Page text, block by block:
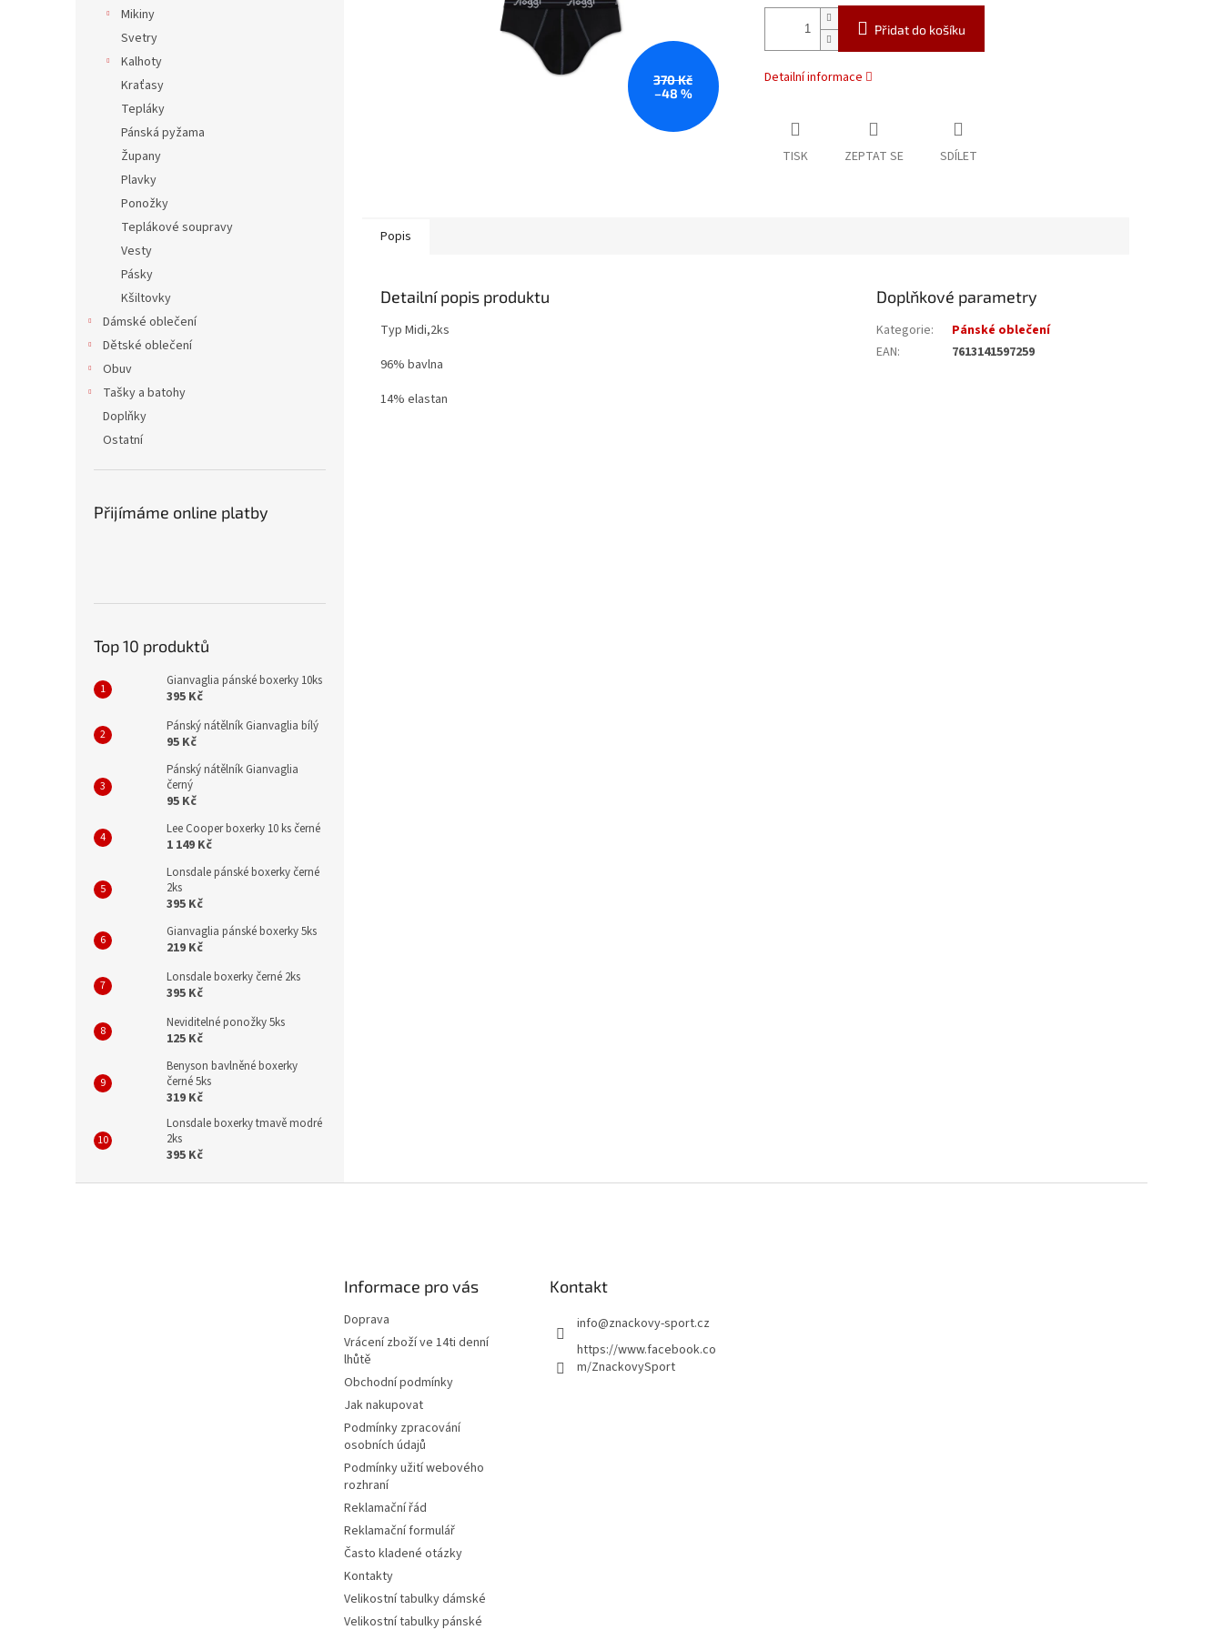
Mikiny
Svetry
Kalhoty
Kraťasy
Tepláky
Pánská pyžama
Župany
Plavky
Ponožky
Teplákové soupravy
Vesty
Pásky
Kšiltovky
Dámské oblečení
Dětské oblečení
Obuv
Tašky a batohy
Doplňky
Ostatní
Přijímáme online platby
Top 10 produktů
Gianvaglia pánské boxerky 10ks
395 Kč
Pánský nátělník Gianvaglia bílý
95 Kč
Pánský nátělník Gianvaglia
černý
95 Kč
Lee Cooper boxerky 10 ks černé
1 149 Kč
Lonsdale pánské boxerky černé
2ks
395 Kč
Gianvaglia pánské boxerky 5ks
219 Kč
Lonsdale boxerky černé 2ks
395 Kč
Neviditelné ponožky 5ks
125 Kč
Benyson bavlněné boxerky
černé 5ks
319 Kč
Lonsdale boxerky tmavě modré
2ks
395 Kč
370 Kč
–48 %
Přidat do košíku
Detailní informace
TISK ZEPTAT SE SDÍLET
Popis
Detailní popis produktu
Typ Midi,2ks
96% bavlna
14% elastan
Doplňkové parametry
Kategorie:
Pánské oblečení
EAN: 7613141597259
Informace pro vás
Doprava
Vrácení zboží ve 14ti denní
lhůtě
Obchodní podmínky
Jak nakupovat
Podmínky zpracování
osobních údajů
Podmínky užití webového
rozhraní
Reklamační řád
Reklamační formulář
Často kladené otázky
Kontakty
Velikostní tabulky dámské
Velikostní tabulky pánské
Kontakt
info@znackovy-sport.cz
https://www.facebook.co
m/ZnackovySport